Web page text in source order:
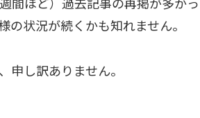
の状況が続くかも知れません。
申し訳ありません。